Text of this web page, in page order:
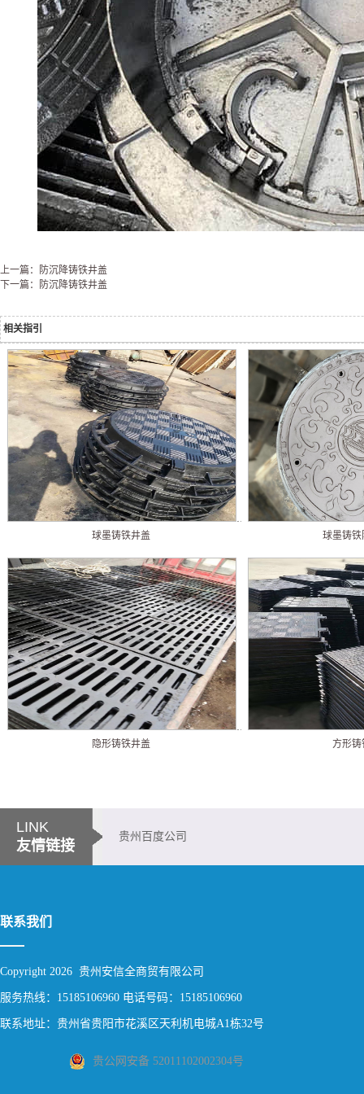
上一篇：防沉降铸铁井盖
下一篇：防沉降铸铁井盖
相关指引
球墨铸铁井盖 球墨铸铁
隐形铸铁井盖 方形铸
LINK
友情链接
贵州百度公司
联系我们
Copyright 2026 贵州安信全商贸有限公司
服务热线：15185106960 电话号码：15185106960
联系地址：贵州省贵阳市花溪区天利机电城A1栋32号
贵公网安备 52011102002304号